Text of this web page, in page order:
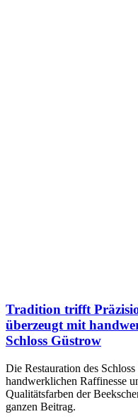
Tradition trifft
überzeugt mit
Schloss Güstrow
Die Restauration des
handwerklichen Raffinesse
Qualitätsfarben der
ganzen Beitrag.